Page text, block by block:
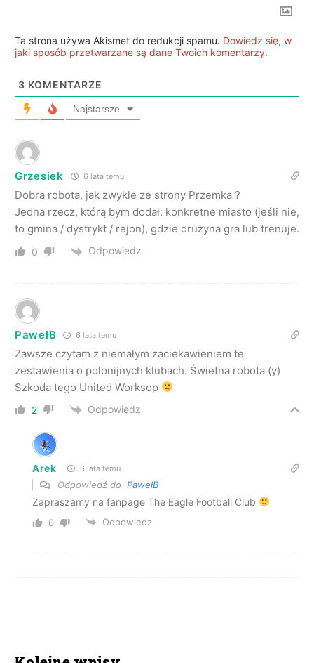
Ta strona używa Akismet do redukcji spamu. Dowiedz się, w
jaki sposób przetwarzane są dane Twoich komentarzy.
3 KOMENTARZE
Najstarsze
Grzesiek 6 lata temu
Dobra robota, jak zwykle ze strony Przemka ?
Jedna rzecz, którą bym dodał: konkretne miasto (jeśli nie,
to gmina / dystrykt / rejon), gdzie drużyna gra lub trenuje.
0 Odpowiedz
PawełB 6 lata temu
Zawsze czytam z niemałym zaciekawieniem te
zestawienia o polonijnych klubach. Świetna robota (y)
Szkoda tego United Worksop
2 Odpowiedz
Arek 6 lata temu
Odpowiedź do PawełB
Zapraszamy na fanpage The Eagle Football Club
0 Odpowiedz